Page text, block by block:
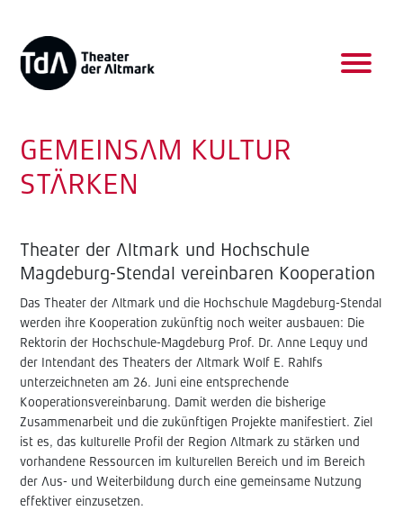
GEMEINSAM KULTUR
STÄRKEN
Theater der Altmark und Hochschule
Magdeburg-Stendal vereinbaren Kooperation
Das Theater der Altmark und die Hochschule Magdeburg-Stendal
werden ihre Kooperation zukünftig noch weiter ausbauen: Die
Rektorin der Hochschule-Magdeburg Prof. Dr. Anne Lequy und
der Intendant des Theaters der Altmark Wolf E. Rahlfs
unterzeichneten am 26. Juni eine entsprechende
Kooperationsvereinbarung. Damit werden die bisherige
Zusammenarbeit und die zukünftigen Projekte manifestiert. Ziel
ist es, das kulturelle Profil der Region Altmark zu stärken und
vorhandene Ressourcen im kulturellen Bereich und im Bereich
der Aus- und Weiterbildung durch eine gemeinsame Nutzung
effektiver einzusetzen.